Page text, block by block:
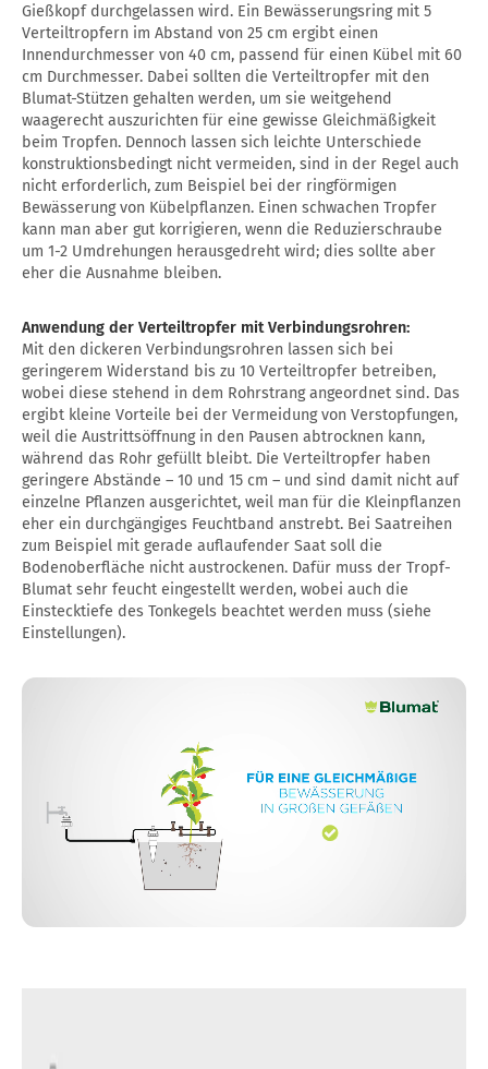
Gießkopf durchgelassen wird. Ein Bewässerungsring mit 5
Verteiltropfern im Abstand von 25 cm ergibt einen
Innendurchmesser von 40 cm, passend für einen Kübel mit 60
cm Durchmesser. Dabei sollten die Verteiltropfer mit den
Blumat-Stützen gehalten werden, um sie weitgehend
waagerecht auszurichten für eine gewisse Gleichmäßigkeit
beim Tropfen. Dennoch lassen sich leichte Unterschiede
konstruktionsbedingt nicht vermeiden, sind in der Regel auch
nicht erforderlich, zum Beispiel bei der ringförmigen
Bewässerung von Kübelpflanzen. Einen schwachen Tropfer
kann man aber gut korrigieren, wenn die Reduzierschraube
um 1-2 Umdrehungen herausgedreht wird; dies sollte aber
eher die Ausnahme bleiben.
Anwendung der Verteiltropfer mit Verbindungsrohren:
Mit den dickeren Verbindungsrohren lassen sich bei
geringerem Widerstand bis zu 10 Verteiltropfer betreiben,
wobei diese stehend in dem Rohrstrang angeordnet sind. Das
ergibt kleine Vorteile bei der Vermeidung von Verstopfungen,
weil die Austrittsöffnung in den Pausen abtrocknen kann,
während das Rohr gefüllt bleibt. Die Verteiltropfer haben
geringere Abstände – 10 und 15 cm – und sind damit nicht auf
einzelne Pflanzen ausgerichtet, weil man für die Kleinpflanzen
eher ein durchgängiges Feuchtband anstrebt. Bei Saatreihen
zum Beispiel mit gerade auflaufender Saat soll die
Bodenoberfläche nicht austrockenen. Dafür muss der Tropf-
Blumat sehr feucht eingestellt werden, wobei auch die
Einstecktiefe des Tonkegels beachtet werden muss (siehe
Einstellungen).